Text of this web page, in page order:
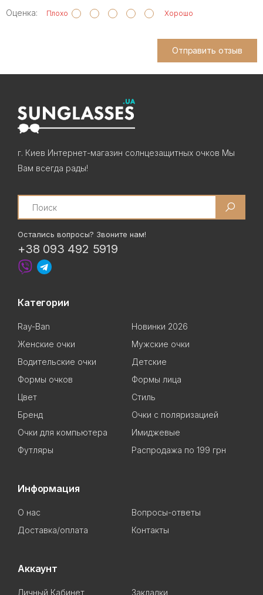
Оценка: Плохо Хорошо
Отправить отзыв
г. Киев Интернет-магазин солнцезащитных очков Мы
Вам всегда рады!
Search
Остались вопросы? Звоните нам!
+38 093 492 5919
Категории
Ray-Ban
Новинки 2026
Женские очки
Мужские очки
Водительские очки
Детские
Формы очков
Формы лица
Цвет
Стиль
Бренд
Очки с поляризацией
Очки для компьютера
Имиджевые
Футляры
Распродажа по 199 грн
Информация
О нас
Вопросы-ответы
Доставка/оплата
Контакты
Аккаунт
Личный Кабинет Закладки